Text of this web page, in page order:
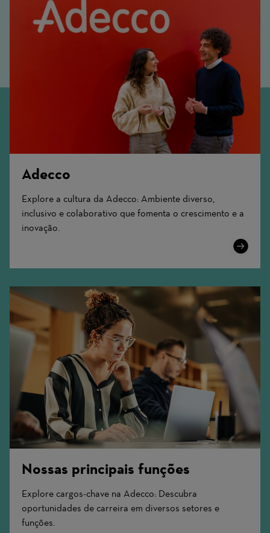
Adecco
Explore a cultura da Adecco: Ambiente diverso,
inclusivo e colaborativo que fomenta o crescimento e a
inovação.
Learn
Nossas principais funções
Explore cargos-chave na Adecco: Descubra
oportunidades de carreira em diversos setores e
funções.